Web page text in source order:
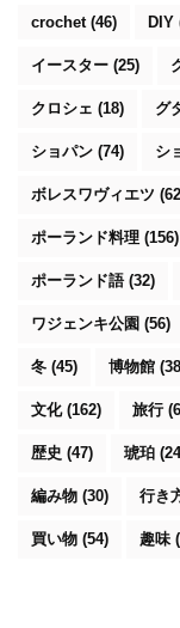
crochet(46) DIY
イースター (25)
クロシェ (18) グ
ショパン (74) シ
ボレスワヴィエツ
ポーランド料理 (156)
ポーランド語(32)
ワジェンキ公園 (56)
冬 (45) 博物館
文化(162) 旅行
歴史 (47) 琥珀
編み物 (30) 行き
買い物 (54) 趣味